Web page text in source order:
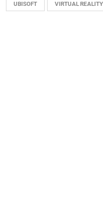
UBISOFT VIRTUAL REALITY